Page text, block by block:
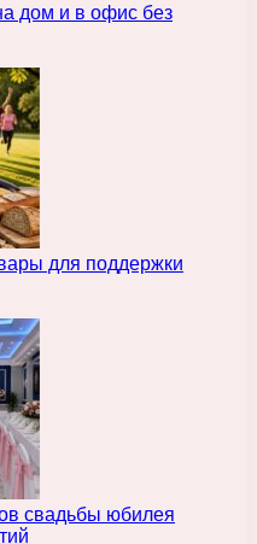
дом и в офис без
для поддержки
свадьбы юбилея